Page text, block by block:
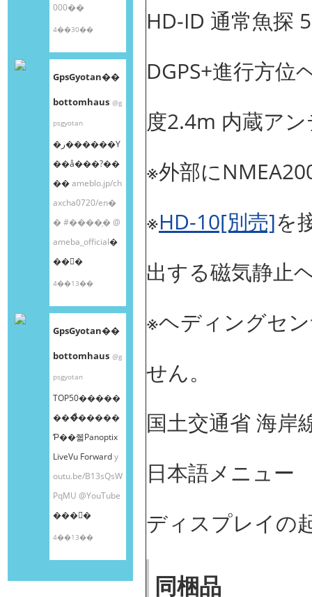
000��
4��30��
GpsGyotan��
bottomhaus @g
psgyotan
�ر������Υ
��å���?��
��ameblo.jp/ch
axcha0720/en�
�#����֥�@
ameba_official�
��󤫤�
4��13��
GpsGyotan��
bottomhaus @g
psgyotan
TOP50�����
���ͤ�����
Ƥ��줿Panoptix
LiveVu Forwardy
outu.be/B13sQsW
PqMU @YouTube
���󤫤�
4��13��
HD-ID 通常魚探
DGPS+進行方位
度2.4m 内蔵ア
※外部に
※HD-10[別売]を
出する磁気静止
※ヘディングセ
せん。
国土交通省 海岸
日本語メニュー
ディスプレイの
同梱品